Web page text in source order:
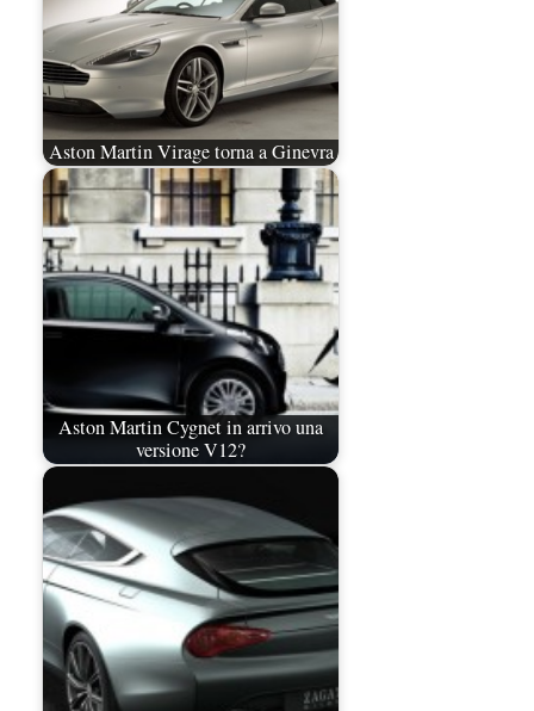
Aston Martin Virage torna a Ginevra
Aston Martin Cygnet in arrivo una
versione V12?